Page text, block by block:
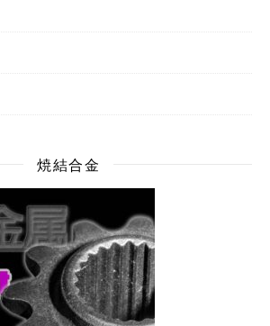
焼結合金